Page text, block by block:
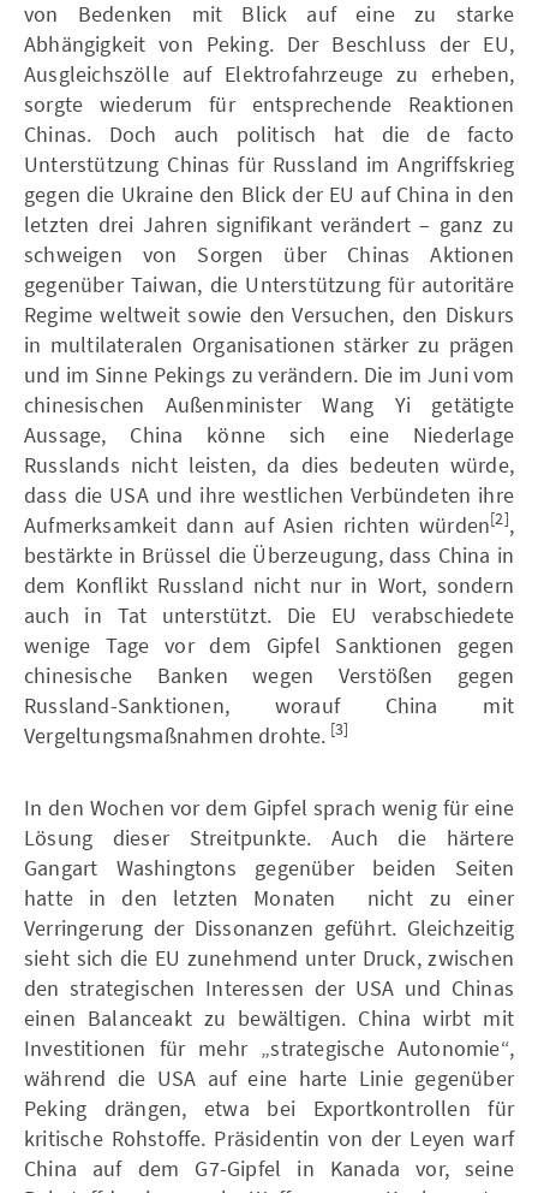
von Bedenken mit Blick auf eine zu starke
Abhängigkeit von Peking. Der Beschluss der EU,
Ausgleichszölle auf Elektrofahrzeuge zu erheben,
sorgte wiederum für entsprechende Reaktionen
Chinas. Doch auch politisch hat die de facto
Unterstützung Chinas für Russland im Angriffskrieg
gegen die Ukraine den Blick der EU auf China in den
letzten drei Jahren signifikant verändert – ganz zu
schweigen von Sorgen über Chinas Aktionen
gegenüber Taiwan, die Unterstützung für autoritäre
Regime weltweit sowie den Versuchen, den Diskurs
in multilateralen Organisationen stärker zu prägen
und im Sinne Pekings zu verändern. Die im Juni vom
chinesischen Außenminister Wang Yi getätigte
Aussage, China könne sich eine Niederlage
Russlands nicht leisten, da dies bedeuten würde,
dass die USA und ihre westlichen Verbündeten ihre
Aufmerksamkeit dann auf Asien richten würden[2],
bestärkte in Brüssel die Überzeugung, dass China in
dem Konflikt Russland nicht nur in Wort, sondern
auch in Tat unterstützt. Die EU verabschiedete
wenige Tage vor dem Gipfel Sanktionen gegen
chinesische Banken wegen Verstößen gegen
Russland-Sanktionen, worauf China mit
Vergeltungsmaßnahmen drohte. [3]
In den Wochen vor dem Gipfel sprach wenig für eine
Lösung dieser Streitpunkte. Auch die härtere
Gangart Washingtons gegenüber beiden Seiten
hatte in den letzten Monaten nicht zu einer
Verringerung der Dissonanzen geführt. Gleichzeitig
sieht sich die EU zunehmend unter Druck, zwischen
den strategischen Interessen der USA und Chinas
einen Balanceakt zu bewältigen. China wirbt mit
Investitionen für mehr „strategische Autonomie“,
während die USA auf eine harte Linie gegenüber
Peking drängen, etwa bei Exportkontrollen für
kritische Rohstoffe. Präsidentin von der Leyen warf
China auf dem G7-Gipfel in Kanada vor, seine